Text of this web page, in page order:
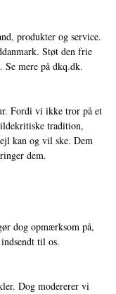
produkter og service.
Støt den frie
mere på dkq.dk.
Fordi vi ikke tror på et
tradition,
kan og vil ske. Dem
dem.
dog opmærksom på,
til os.
Dog modererer vi